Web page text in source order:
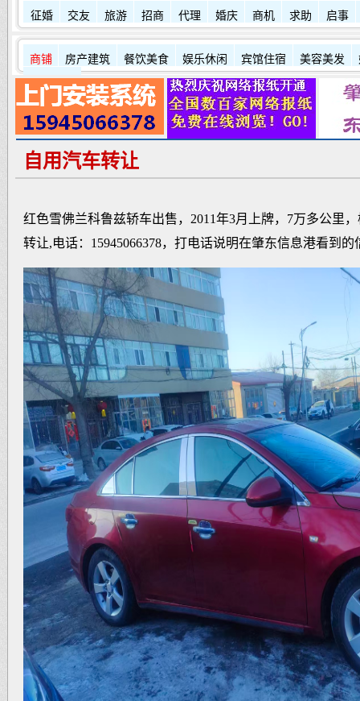
征婚
交友 旅游 招商 代理 婚庆 商机 求助 启事
商铺 房产建筑 餐饮美食 娱乐休闲 宾馆住宿 美容美发
其它店铺
自用汽车转让
红色雪佛兰科鲁兹轿车出售，2011年3月上牌，7万多公里
转让,电话：15945066378，打电话说明在肇东信息港看到的